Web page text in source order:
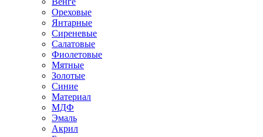
Ореховые
Янтарные
Сиреневые
Салатовые
Фиолетовые
Мятные
Золотые
Синие
Материал
МДФ
Эмаль
Акрил